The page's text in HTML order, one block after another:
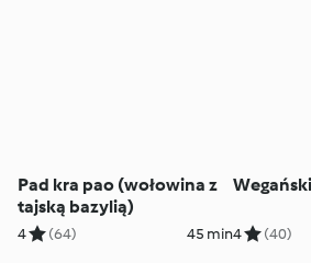
Pad kra pao (wołowina z
tajską bazylią)
4 (64) 45 min4 (40)